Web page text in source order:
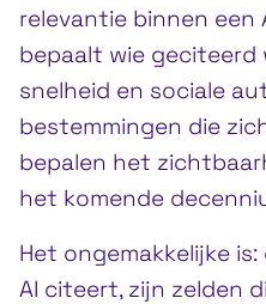
relevantie binnen een
bepaalt wie geciteerd
snelheid en sociale
bestemmingen die
bepalen het
het komende
Het ongemakkelijke
AI citeert, zijn zelden